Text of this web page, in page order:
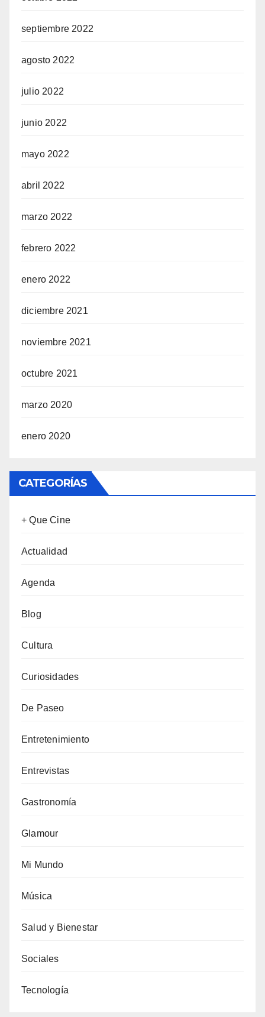
septiembre 2022
agosto 2022
julio 2022
junio 2022
mayo 2022
abril 2022
marzo 2022
febrero 2022
enero 2022
diciembre 2021
noviembre 2021
octubre 2021
marzo 2020
enero 2020
CATEGORÍAS
+ Que Cine
Actualidad
Agenda
Blog
Cultura
Curiosidades
De Paseo
Entretenimiento
Entrevistas
Gastronomía
Glamour
Mi Mundo
Música
Salud y Bienestar
Sociales
Tecnología